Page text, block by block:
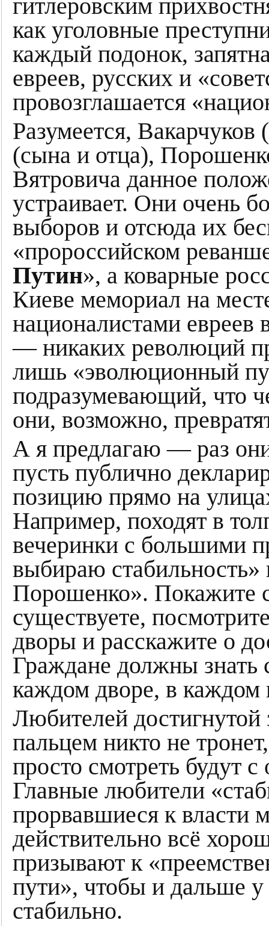
гитлеровским
как уголовные
каждый подонок,
евреев, русских и
провозглашается
Разумеется,
(сына и отца),
Вятровича данное
устраивает. Они очень
выборов и отсюда их
«пророссийском
Путин», а коварные
Киеве мемориал на
националистами евреев
— никаких революций
лишь «эволюционный
подразумевающий, что
они, возможно,
А я предлагаю — раз
пусть публично
позицию прямо на
Например, походят в
вечеринки с большими
выбираю
Порошенко». Покажите
существуете,
дворы и расскажите о
Граждане должны знать
каждом дворе, в каждом
Любителей достигнутой
пальцем никто не
просто смотреть будут
Главные любители
прорвавшиеся к власти
действительно всё
призывают к
пути», чтобы и дальше
стабильно.